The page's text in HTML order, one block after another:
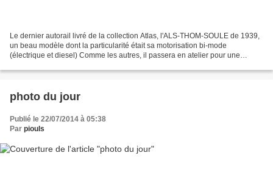
Le dernier autorail livré de la collection Atlas, l'ALS-THOM-SOULE de 1939,
un beau modèle dont la particularité était sa motorisation bi-mode
(électrique et diesel) Comme les autres, il passera en atelier pour une
photo du jour
Publié le 22/07/2014 à 05:38
Par piouls